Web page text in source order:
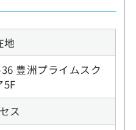
地
豊洲プライムスク
5F
ス